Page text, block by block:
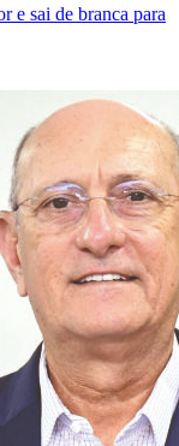
e sai de branca para